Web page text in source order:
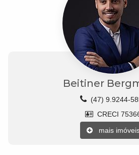
Beitiner
(47) 9.9244-
CRECI
mais